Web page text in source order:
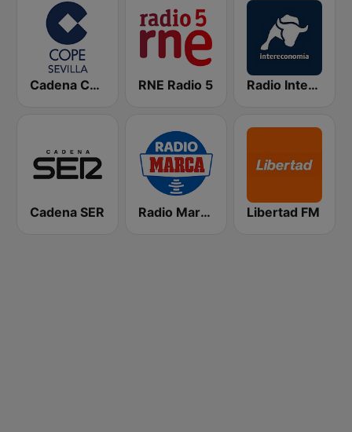
Cadena COPE Sevilla RNE Radio 5 Radio Intereconomía
Cadena SER Radio Marca Nacional Libertad FM